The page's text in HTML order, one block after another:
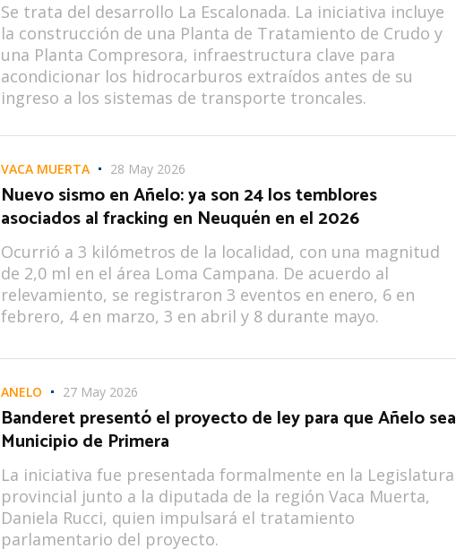
Se trata del desarrollo La Escalonada. La iniciativa incluye
la construcción de una Planta de Tratamiento de Crudo y
una Planta Compresora, infraestructura clave para
acondicionar los hidrocarburos extraídos antes de su
ingreso a los sistemas de transporte troncales.
VACA MUERTA 28 May 2026
Nuevo sismo en Añelo: ya son 24 los temblores
asociados al fracking en Neuquén en el 2026
Ocurrió a 3 kilómetros de la localidad, con una magnitud
de 2,0 ml en el área Loma Campana. De acuerdo al
relevamiento, se registraron 3 eventos en enero, 6 en
febrero, 4 en marzo, 3 en abril y 8 durante mayo.
AÑELO 27 May 2026
Banderet presentó el proyecto de ley para que Añelo sea
Municipio de Primera
La iniciativa fue presentada formalmente en la Legislatura
provincial junto a la diputada de la región Vaca Muerta,
Daniela Rucci, quien impulsará el tratamiento
parlamentario del proyecto.